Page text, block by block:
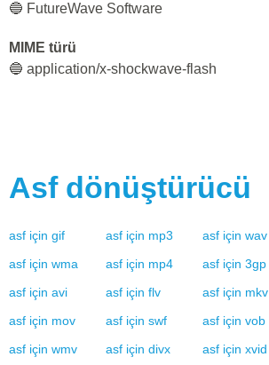
🔵 FutureWave Software
MIME türü
🔵 application/x-shockwave-flash
Asf dönüştürücü
asf için gif asf için mp3 asf için wav
asf için wma asf için mp4 asf için 3gp
asf için avi asf için flv asf için mkv
asf için mov asf için swf asf için vob
asf için wmv asf için divx asf için xvid